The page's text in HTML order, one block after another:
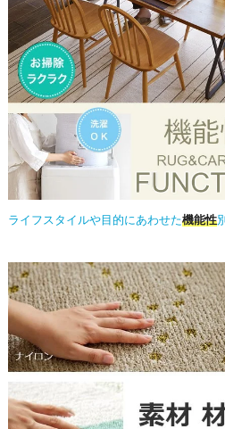
ライフスタイルや目的にあわせた機能性